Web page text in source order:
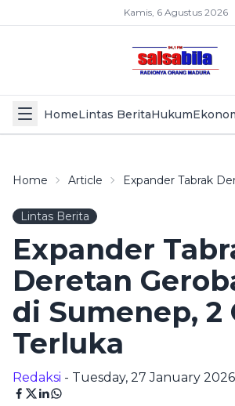
Kamis, 6 Agustus 2026
HomeLintas BeritaHukum
Home Article Expander Tabrak
Lintas Berita
Expander
Deretan
di Sumenep, 2
Terluka
Redaksi - Tuesday, 27 January